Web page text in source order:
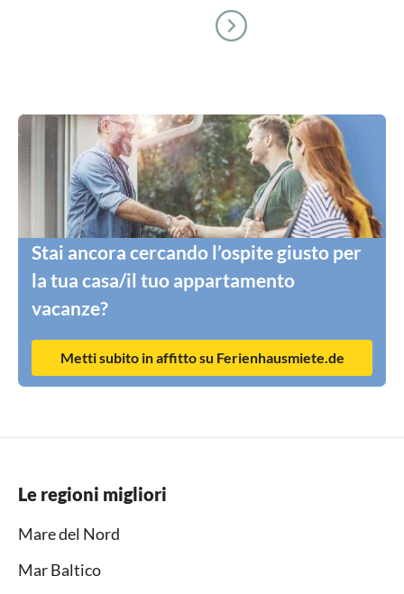
Stai ancora cercando l’ospite giusto per
la tua casa/il tuo appartamento
vacanze?
Metti subito in affitto su Ferienhausmiete.de
Le regioni migliori
Mare del Nord
Mar Baltico